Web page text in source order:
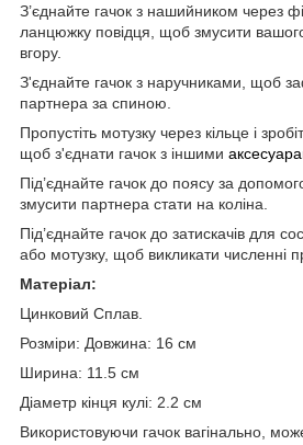
З’єднайте гачок з нашийником через
ланцюжку повідця, щоб змусити
вгору.
З'єднайте гачок з наручниками, щоб
партнера за спиною.
Пропустіть мотузку через кільце і
щоб з'єднати гачок з іншими
Під’єднайте гачок до поясу за
змусити партнера стати на коліна.
Під’єднайте гачок до затискачів для
або мотузку, щоб викликати численні
Матеріал:
Цинковий Сплав.
Розміри: Довжина: 16 см
Ширина: 11.5 см
Діаметр кінця кулі: 2.2 см
Використовуючи гачок вагінально,